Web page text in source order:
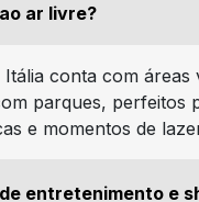
ar livre?
conta com áreas
parques, perfeitos
e momentos de
entretenimento e